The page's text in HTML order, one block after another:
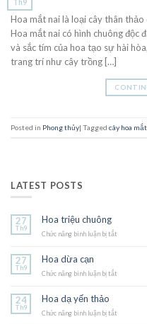
Th9
Hoa mắt nai là loại cây thân
Hoa mắt nai có hình chuông độc
và sắc tím của hoa tạo sự hài
trang trí như cây trồng […]
Posted in Phong thủy| Tagged cây hoa
LATEST POSTS
27
Th9
Hoa triệu chuông
Chức năng bình luận bị tắt
27
Th9
Hoa dừa cạn
Chức năng bình luận bị tắt
24
Th9
Hoa dạ yến thảo
Chức năng bình luận bị tắt